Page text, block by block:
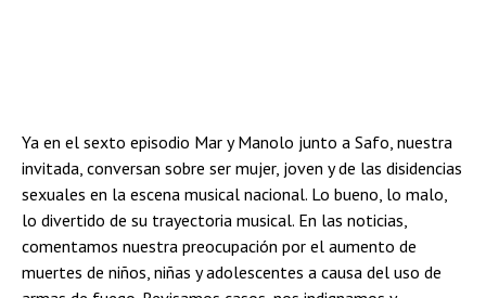
Ya en el sexto episodio Mar y Manolo junto a Safo, nuestra
invitada, conversan sobre ser mujer, joven y de las disidencias
sexuales en la escena musical nacional. Lo bueno, lo malo,
lo divertido de su trayectoria musical. En las noticias,
comentamos nuestra preocupación por el aumento de
muertes de niños, niñas y adolescentes a causa del uso de